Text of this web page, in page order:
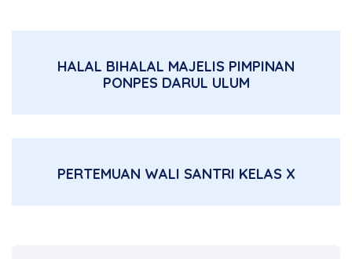
HALAL BIHALAL MAJELIS PIMPINAN
PONPES DARUL ULUM
PERTEMUAN WALI SANTRI KELAS X